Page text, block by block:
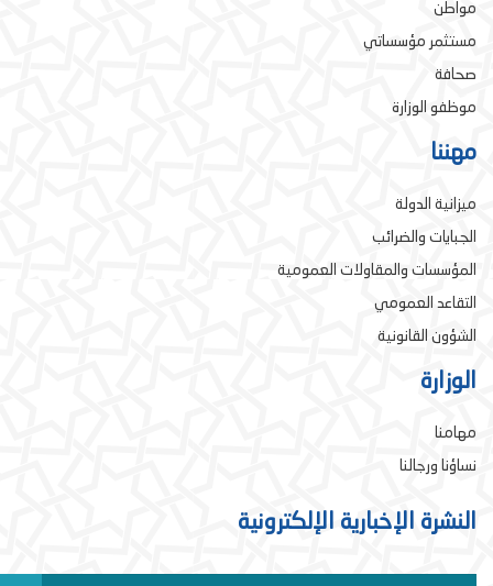
مواطن
مستثمر مؤسساتي
صحافة
موظفو الوزارة
مهننا
ميزانية الدولة
الجبايات والضرائب
المؤسسات والمقاولات العمومية
التقاعد العمومي
الشؤون القانونية
الوزارة
مهامنا
نساؤنا ورجالنا
النشرة الإخبارية الإلكترونية